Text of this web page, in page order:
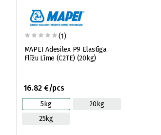
(1)
MAPEI Adesilex P9 Elastīga
Flīžu Līme (C2TE) (20kg)
16.82 €/pcs
5kg
20kg
25kg